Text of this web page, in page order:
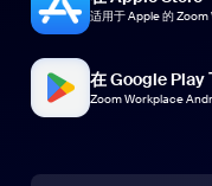
适用于 Apple 的
在 Google Play
Zoom Workplace